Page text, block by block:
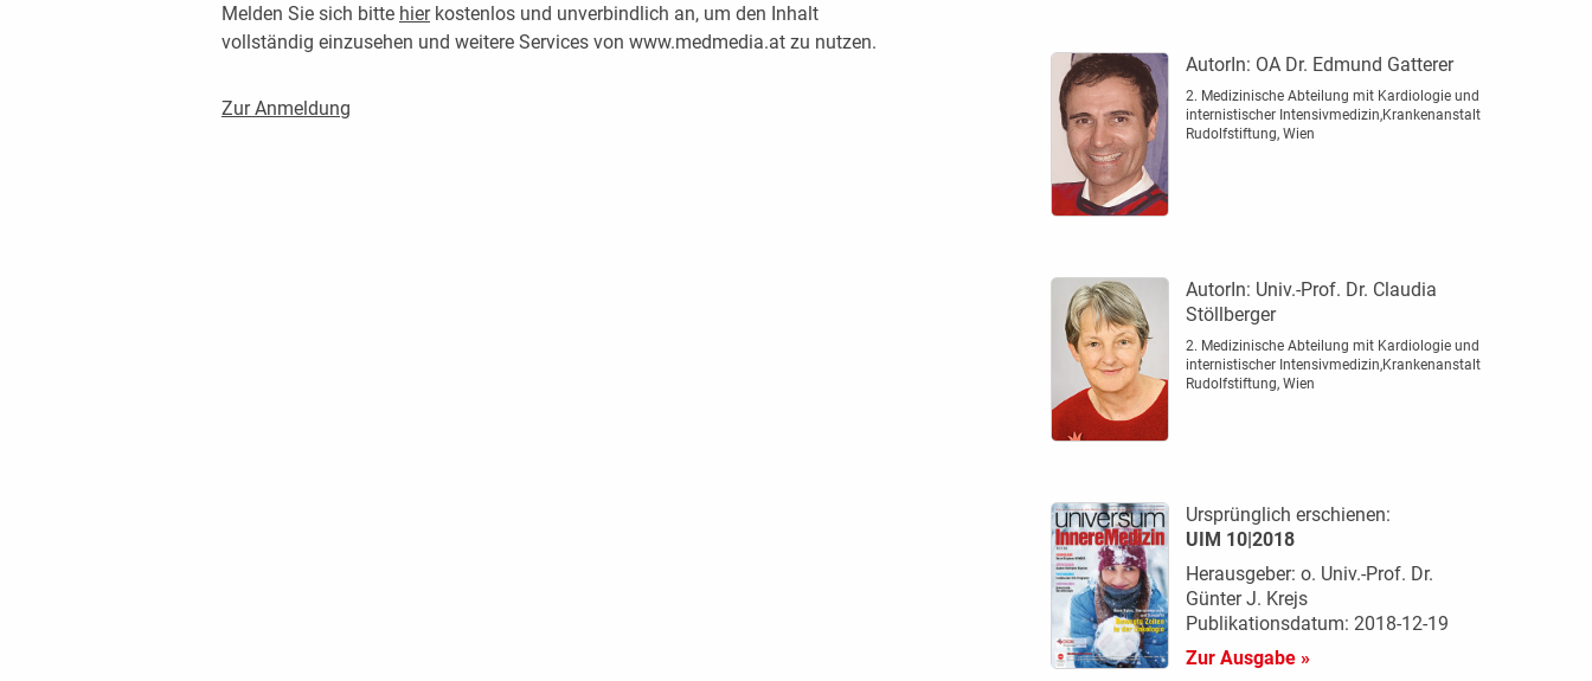
Melden Sie sich bitte hierkostenlos und unverbindlich an, um den Inhalt
vollständig einzusehen und weitere Services von www.medmedia.at zu nutzen.
Zur Anmeldung
AutorIn: OA Dr. Edmund Gatterer
2. Medizinische Abteilung mit Kardiologie und
internistischer Intensivmedizin,Krankenanstalt
Rudolfstiftung, Wien
AutorIn: Univ.-Prof. Dr. Claudia
Stöllberger
2. Medizinische Abteilung mit Kardiologie und
internistischer Intensivmedizin,Krankenanstalt
Rudolfstiftung, Wien
Ursprünglich erschienen:
UIM 10|2018
Herausgeber: o. Univ.-Prof. Dr.
Günter J. Krejs
Publikationsdatum: 2018-12-19
Zur Ausgabe »